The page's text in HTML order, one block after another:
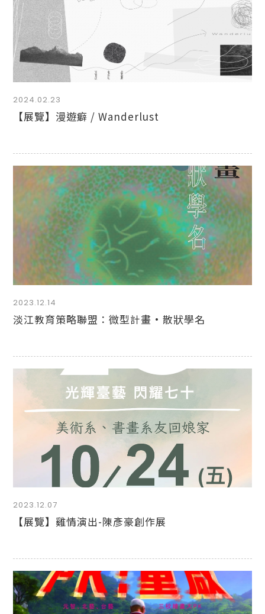
2024.02.23
【展覽】漫遊癖 / Wanderlust
2023.12.14
淡江教育策略聯盟：微型計畫·散狀學名
2023.12.07
【展覽】雞情演出-陳彥豪創作展